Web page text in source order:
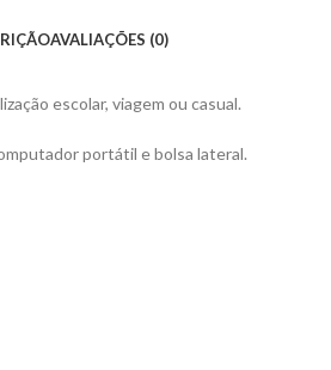
AVALIAÇÕES (0)
escolar, viagem ou casual.
portátil e bolsa lateral.